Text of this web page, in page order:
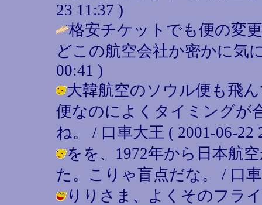
23 11:37 )
格安チケットでも便の変
どこの航空会社か密かに気
00:41 )
大韓航空のソウル便も飛
便なのによくタイミングが
ね。 / 口車大王 ( 2001-06-22
をを、1972年から日本航
た。こりゃ盲点だな。 / 口
りりさま、よくそのフラ